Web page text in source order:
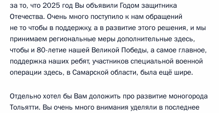
за то, что 2025 год Вы объявили Годом защитника
Отечества. Очень много поступило к нам обращений
не то чтобы в поддержку, а в развитие этого решения, и мы
принимаем региональные меры дополнительные здесь,
чтобы и 80-летие нашей Великой Победы, а самое главное,
поддержка наших ребят, участников специальной военной
операции здесь, в Самарской области, была ещё шире.
Отдельно хотел бы Вам доложить про развитие моногорода
Тольятти. Вы очень много внимания уделяли в последнее